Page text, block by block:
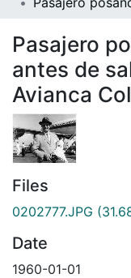
Pasajero
antes de
Avianca
Files
0202777.JPG
Date
1960-01-01